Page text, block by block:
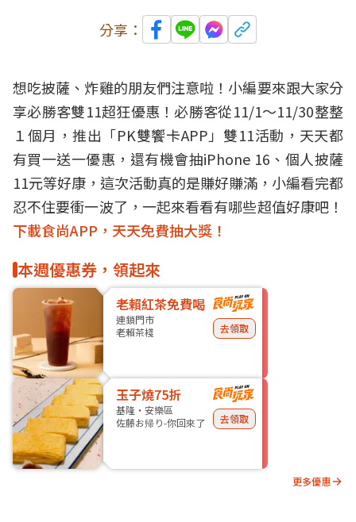
分享：
想吃披薩、炸雞的朋友們注意啦！小編要來跟大家分
享必勝客雙11超狂優惠！必勝客從11/1～11/30整整
１個月，推出「PK雙饗卡APP」雙11活動，天天都
有買一送一優惠，還有機會抽iPhone 16、個人披薩
11元等好康，這次活動真的是賺好賺滿，小編看完都
忍不住要衝一波了，一起來看看有哪些超值好康吧！
下載食尚APP，天天免費抽大獎！
本週優惠券，領起來
老賴紅茶免費喝
連鎖門市
老賴茶棧
去領取
玉子燒75折
基隆・安樂區
佐藤お帰り-你回來了
去領取
更多優惠